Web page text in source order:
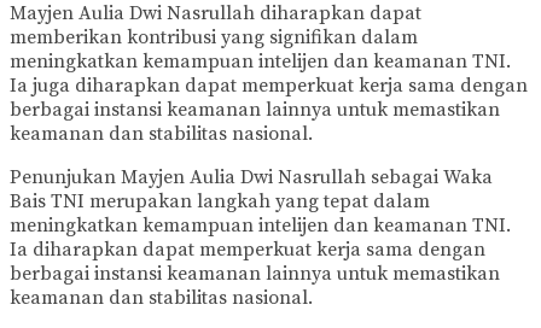
Mayjen Aulia Dwi Nasrullah diharapkan dapat
memberikan kontribusi yang signifikan dalam
meningkatkan kemampuan intelijen dan keamanan TNI.
Ia juga diharapkan dapat memperkuat kerja sama dengan
berbagai instansi keamanan lainnya untuk memastikan
keamanan dan stabilitas nasional.
Penunjukan Mayjen Aulia Dwi Nasrullah sebagai Waka
Bais TNI merupakan langkah yang tepat dalam
meningkatkan kemampuan intelijen dan keamanan TNI.
Ia diharapkan dapat memperkuat kerja sama dengan
berbagai instansi keamanan lainnya untuk memastikan
keamanan dan stabilitas nasional.